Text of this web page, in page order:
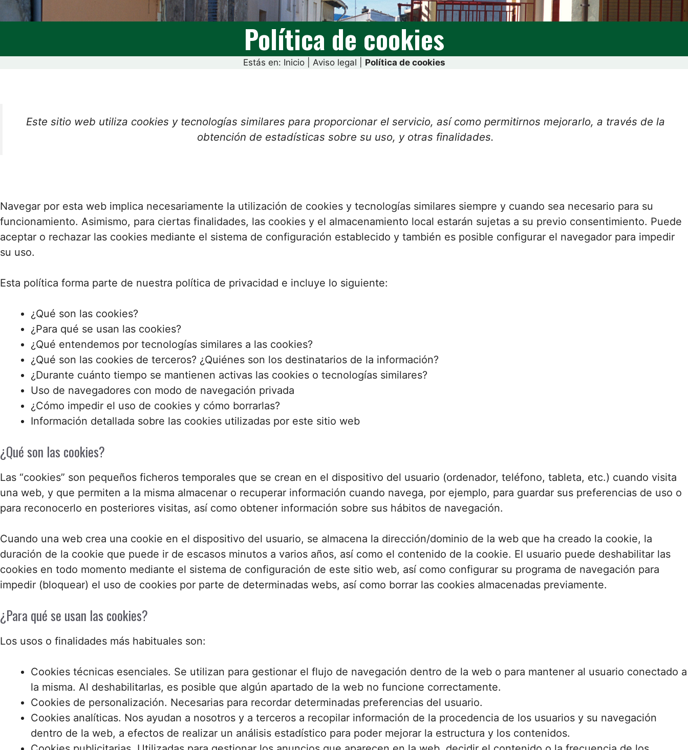
Política de cookies
Estás en: Inicio| Aviso legal Política de cookies
Este sitio web utiliza cookies y tecnologías similares para proporcionar el servicio, así como permitirnos mejorarlo, a través de la
obtención de estadísticas sobre su uso, y otras finalidades.
Navegar por esta web implica necesariamente la utilización de cookies y tecnologías similares siempre y cuando sea necesario para su
funcionamiento. Asimismo, para ciertas finalidades, las cookies y el almacenamiento local estarán sujetas a su previo consentimiento. Puede
aceptar o rechazar las cookies mediante el sistema de configuración establecido y también es posible configurar el navegador para impedir
su uso.
Esta política forma parte de nuestra política de privacidad e incluye lo siguiente:
¿Qué son las cookies?
¿Para qué se usan las cookies?
¿Qué entendemos por tecnologías similares a las cookies?
¿Qué son las cookies de terceros? ¿Quiénes son los destinatarios de la información?
¿Durante cuánto tiempo se mantienen activas las cookies o tecnologías similares?
Uso de navegadores con modo de navegación privada
¿Cómo impedir el uso de cookies y cómo borrarlas?
Información detallada sobre las cookies utilizadas por este sitio web
¿Qué son las cookies?
Las “cookies” son pequeños ficheros temporales que se crean en el dispositivo del usuario (ordenador, teléfono, tableta, etc.) cuando visita
una web, y que permiten a la misma almacenar o recuperar información cuando navega, por ejemplo, para guardar sus preferencias de uso o
para reconocerlo en posteriores visitas, así como obtener información sobre sus hábitos de navegación.
Cuando una web crea una cookie en el dispositivo del usuario, se almacena la dirección/dominio de la web que ha creado la cookie, la
duración de la cookie que puede ir de escasos minutos a varios años, así como el contenido de la cookie. El usuario puede deshabilitar las
cookies en todo momento mediante el sistema de configuración de este sitio web, así como configurar su programa de navegación para
impedir (bloquear) el uso de cookies por parte de determinadas webs, así como borrar las cookies almacenadas previamente.
¿Para qué se usan las cookies?
Los usos o finalidades más habituales son:
Cookies técnicas esenciales. Se utilizan para gestionar el flujo de navegación dentro de la web o para mantener al usuario conectado a
la misma. Al deshabilitarlas, es posible que algún apartado de la web no funcione correctamente.
Cookies de personalización. Necesarias para recordar determinadas preferencias del usuario.
Cookies analíticas. Nos ayudan a nosotros y a terceros a recopilar información de la procedencia de los usuarios y su navegación
dentro de la web, a efectos de realizar un análisis estadístico para poder mejorar la estructura y los contenidos.